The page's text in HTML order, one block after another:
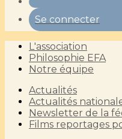
Se connecter
L'association
Philosophie EFA
Notre équipe
Actualités
Actualités
Newsletter de la
Films reportages